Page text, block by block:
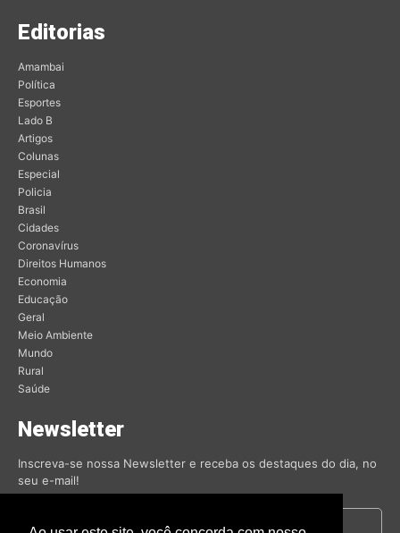
Editorias
Amambai
Política
Esportes
Lado B
Artigos
Colunas
Especial
Policia
Brasil
Cidades
Coronavírus
Direitos Humanos
Economia
Educação
Geral
Meio Ambiente
Mundo
Rural
Saúde
Newsletter
Inscreva-se nossa Newsletter e receba os destaques do dia, no
seu e-mail!